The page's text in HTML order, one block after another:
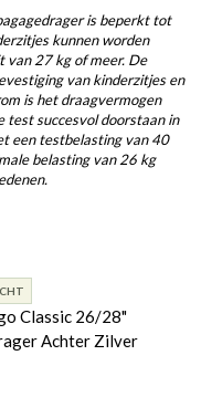
is beperkt tot
kunnen worden
van 27 kg of meer. De
van kinderzitjes en
is het draagvermogen
succesvol doorstaan ​​in
een testbelasting van 40
belasting van 26 kg
Classic 26/28"
Achter Zilver